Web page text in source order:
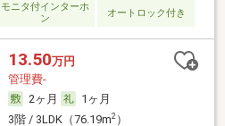
モニタ付インターホ
ン
オートロック付き
13.50万円
管理費-
2ヶ月
1ヶ月
3階 / 3LDK（76.19m2）